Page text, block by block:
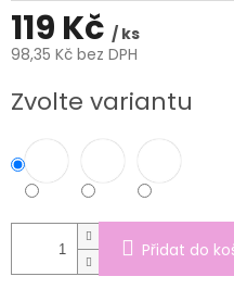
119 Kč / ks
98,35 Kč bez DPH
cena:
Zvolte variantu
Přidat do